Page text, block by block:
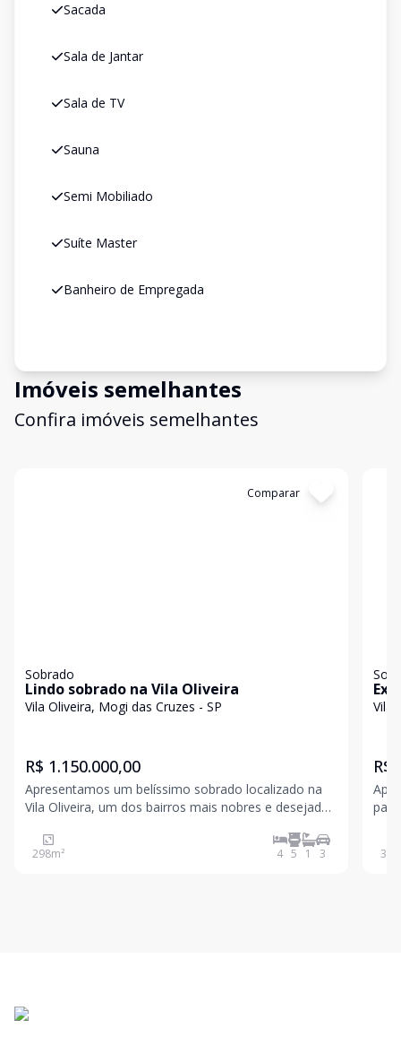
Sacada
Sala de Jantar
Sala de TV
Sauna
Semi Mobiliado
Suíte Master
Banheiro de Empregada
Imóveis semelhantes
Confira imóveis semelhantes
Comparar
Sobrado
Lindo sobrado na Vila Oliveira
Vila Oliveira, Mogi das Cruzes - SP
R$ 1.150.000,00
Apresentamos um belíssimo sobrado localizado na
Vila Oliveira, um dos bairros mais nobres e desejados
arquitetura imponente, ambientes amplos e
excelente localização, perfeito para quem busca viver
298m² 4 5 1 3
Vila
R$
348